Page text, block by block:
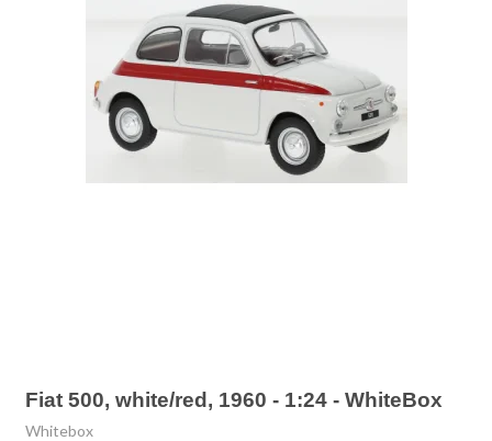
Fiat 500, white/red, 1960 - 1:24 - WhiteBox
Whitebox